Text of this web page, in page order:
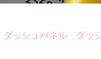
ッシュパネル ダッ